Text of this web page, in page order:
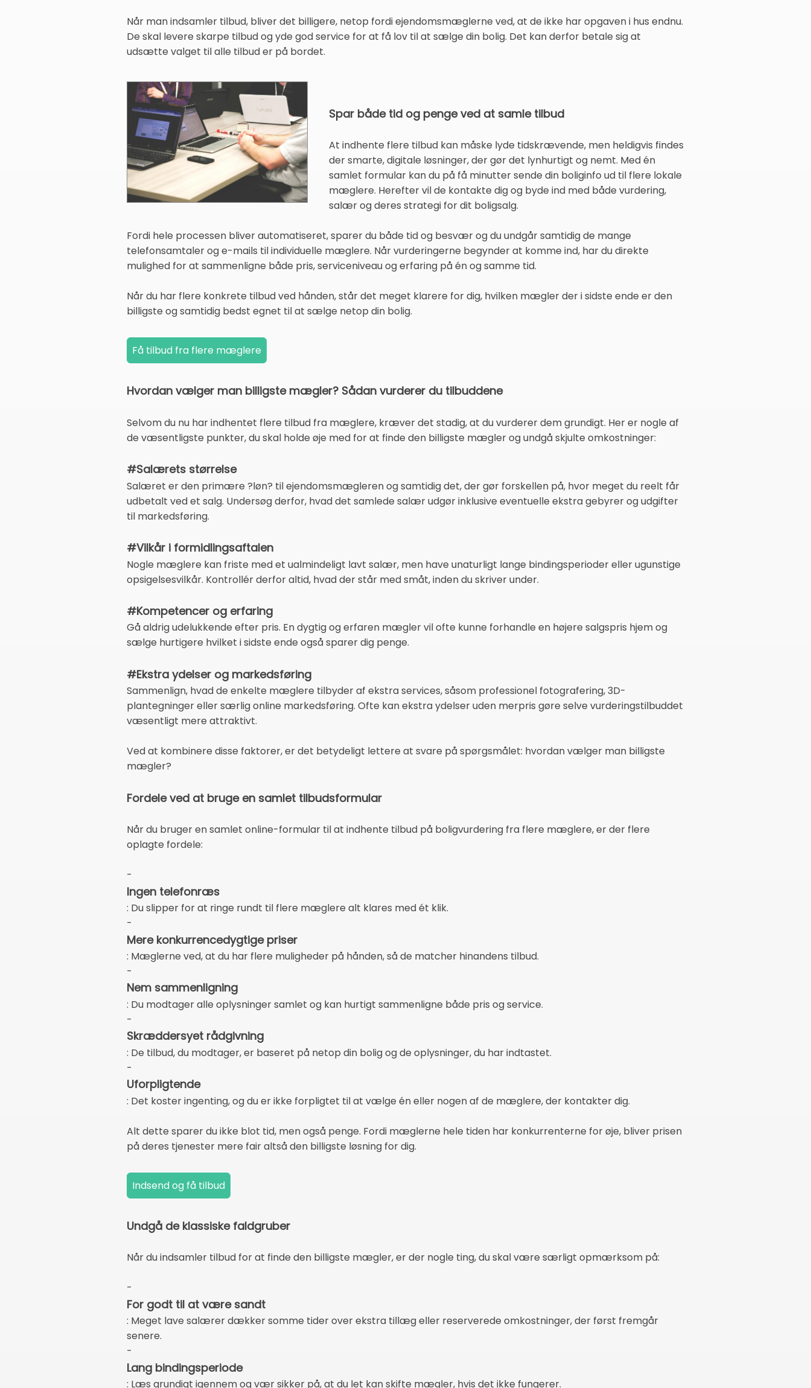
Når man indsamler tilbud, bliver det billigere, netop fordi ejendomsmæglerne ved, at de ikke har opgaven i hus endnu.
De skal levere skarpe tilbud og yde god service for at få lov til at sælge din bolig. Det kan derfor betale sig at
udsætte valget til alle tilbud er på bordet.
Spar både tid og penge ved at samle tilbud
At indhente flere tilbud kan måske lyde tidskrævende, men heldigvis findes
der smarte, digitale løsninger, der gør det lynhurtigt og nemt. Med én
samlet formular kan du på få minutter sende din boliginfo ud til flere lokale
mæglere. Herefter vil de kontakte dig og byde ind med både vurdering,
salær og deres strategi for dit boligsalg.
Fordi hele processen bliver automatiseret, sparer du både tid og besvær og du undgår samtidig de mange
telefonsamtaler og e-mails til individuelle mæglere. Når vurderingerne begynder at komme ind, har du direkte
mulighed for at sammenligne både pris, serviceniveau og erfaring på én og samme tid.
Når du har flere konkrete tilbud ved hånden, står det meget klarere for dig, hvilken mægler der i sidste ende er den
billigste og samtidig bedst egnet til at sælge netop din bolig.
Hvordan vælger man billigste mægler? Sådan vurderer du tilbuddene
Selvom du nu har indhentet flere tilbud fra mæglere, kræver det stadig, at du vurderer dem grundigt. Her er nogle af
de væsentligste punkter, du skal holde øje med for at finde den billigste mægler og undgå skjulte omkostninger:
#Salærets størrelse
Salæret er den primære ?løn? til ejendomsmægleren og samtidig det, der gør forskellen på, hvor meget du reelt får
udbetalt ved et salg. Undersøg derfor, hvad det samlede salær udgør inklusive eventuelle ekstra gebyrer og udgifter
til markedsføring.
#Vilkår i formidlingsaftalen
Nogle mæglere kan friste med et ualmindeligt lavt salær, men have unaturligt lange bindingsperioder eller ugunstige
opsigelsesvilkår. Kontrollér derfor altid, hvad der står med småt, inden du skriver under.
#Kompetencer og erfaring
Gå aldrig udelukkende efter pris. En dygtig og erfaren mægler vil ofte kunne forhandle en højere salgspris hjem og
sælge hurtigere hvilket i sidste ende også sparer dig penge.
#Ekstra ydelser og markedsføring
Sammenlign, hvad de enkelte mæglere tilbyder af ekstra services, såsom professionel fotografering, 3D-
plantegninger eller særlig online markedsføring. Ofte kan ekstra ydelser uden merpris gøre selve vurderingstilbuddet
væsentligt mere attraktivt.
Ved at kombinere disse faktorer, er det betydeligt lettere at svare på spørgsmålet: hvordan vælger man billigste
mægler?
Fordele ved at bruge en samlet tilbudsformular
Når du bruger en samlet online-formular til at indhente tilbud på boligvurdering fra flere mæglere, er der flere
oplagte fordele:
-
Ingen telefonræs
: Du slipper for at ringe rundt til flere mæglere alt klares med ét klik.
-
Mere konkurrencedygtige priser
: Mæglerne ved, at du har flere muligheder på hånden, så de matcher hinandens tilbud.
-
Nem sammenligning
: Du modtager alle oplysninger samlet og kan hurtigt sammenligne både pris og service.
-
Skræddersyet rådgivning
: De tilbud, du modtager, er baseret på netop din bolig og de oplysninger, du har indtastet.
-
Uforpligtende
: Det koster ingenting, og du er ikke forpligtet til at vælge én eller nogen af de mæglere, der kontakter dig.
Alt dette sparer du ikke blot tid, men også penge. Fordi mæglerne hele tiden har konkurrenterne for øje, bliver prisen
på deres tjenester mere fair altså den billigste løsning for dig.
Undgå de klassiske faldgruber
Når du indsamler tilbud for at finde den billigste mægler, er der nogle ting, du skal være særligt opmærksom på:
-
For godt til at være sandt
: Meget lave salærer dækker somme tider over ekstra tillæg eller reserverede omkostninger, der først fremgår
senere.
-
Lang bindingsperiode
: Læs grundigt igennem og vær sikker på, at du let kan skifte mægler, hvis det ikke fungerer.